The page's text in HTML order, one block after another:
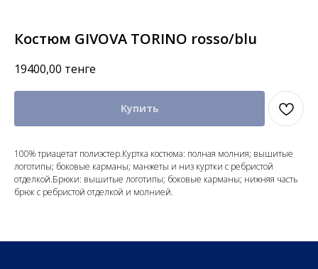
Костюм GIVOVA TORINO rosso/blu
19400,00 тенге
Купить
100% триацетат полиэстер.Куртка костюма: полная молния; вышитые
логотипы; боковые карманы; манжеты и низ куртки с ребристой
отделкой.Брюки: вышитые логотипы; боковые карманы; нижняя часть
брюк с ребристой отделкой и молнией.